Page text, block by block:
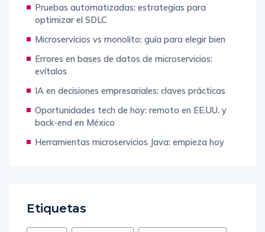
Pruebas automatizadas: estrategias para
optimizar el SDLC
Microservicios vs monolito: guía para elegir bien
Errores en bases de datos de microservicios:
evítalos
IA en decisiones empresariales: claves prácticas
Oportunidades tech de hoy: remoto en EE.UU. y
back-end en México
Herramientas microservicios Java: empieza hoy
Etiquetas